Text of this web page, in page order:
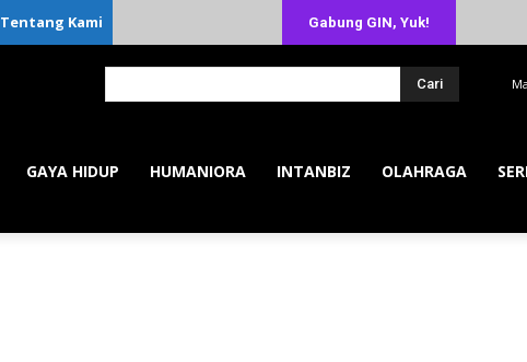
Tentang Kami Gabung GIN, Yuk!
Cari
GAYA HIDUP HUMANIORA INTANBIZ OLAHRAGA